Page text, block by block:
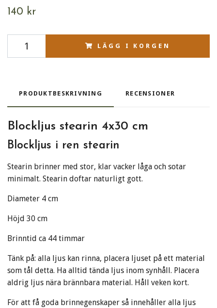
140 kr
LÄGG I KORGEN
PRODUKTBESKRIVNING RECENSIONER
Blockljus stearin 4x30 cm
Blockljus i ren stearin
Stearin brinner med stor, klar vacker låga och sotar
minimalt. Stearin doftar naturligt gott.
Diameter 4 cm
Höjd 30 cm
Brinntid ca 44 timmar
Tänk på: alla ljus kan rinna, placera ljuset på ett material
som tål detta. Ha alltid tända ljus inom synhåll. Placera
aldrig ljus nära brännbara material. Håll veken kort.
För att få goda brinnegenskaper så innehåller alla ljus